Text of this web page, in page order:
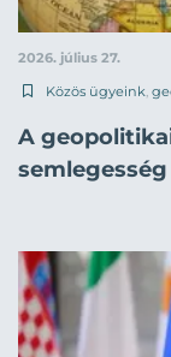
2026. július 27.
Közös ügyeink
A
semlegesség